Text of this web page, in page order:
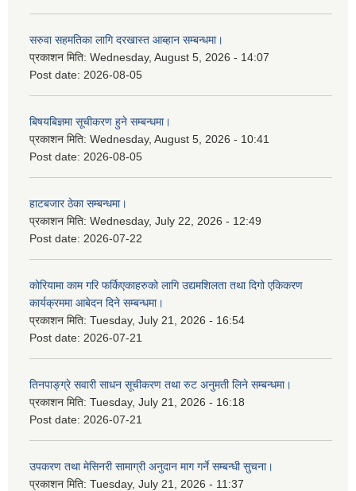
सरुवा सहमतिका लागि दरखास्त आब्हान सम्बन्धमा।
प्रकाशन मिति: Wednesday, August 5, 2026 - 14:07
Post date: 2026-08-05
बिषयबिज्ञमा सूचीकरण हुने सम्बन्धमा।
प्रकाशन मिति: Wednesday, August 5, 2026 - 10:41
Post date: 2026-08-05
हाटबजार ठेका सम्बन्धमा।
प्रकाशन मिति: Wednesday, July 22, 2026 - 12:49
Post date: 2026-07-22
कोरियामा काम गरि फर्किएकाहरुको लागि उद्यमशिलता तथा दिगो एकिकरण
कार्यक्रममा आबेदन दिने सम्बन्धमा।
प्रकाशन मिति: Tuesday, July 21, 2026 - 16:54
Post date: 2026-07-21
तिनपाङ्ग्रे सवारी साधन सूचीकरण तथा रुट अनुमती लिने सम्बन्धमा।
प्रकाशन मिति: Tuesday, July 21, 2026 - 16:18
Post date: 2026-07-21
उपकरण तथा मेसिनरी सामाग्री अनुदान माग गर्ने सम्बन्धी सुचना।
प्रकाशन मिति: Tuesday, July 21, 2026 - 11:37